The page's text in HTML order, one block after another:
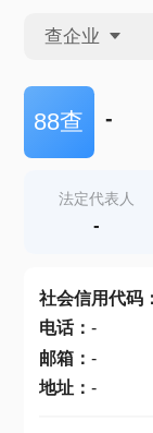
查企业
查企业
查产地
88查 -
法定代表人
-
社会信用代码：
电话： -
邮箱： -
地址： -